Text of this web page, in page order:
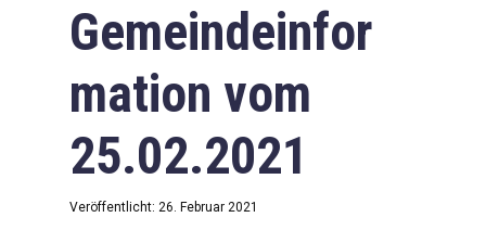
Downloads
Impressum
Datenschutzerklärung
Gemeindeinfor
mation vom
25.02.2021
Veröffentlicht: 26. Februar 2021